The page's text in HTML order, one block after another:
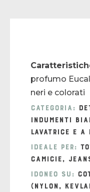
profumo
neri e colorati
Categoria:
indumenti
lavatrice e a
Ideale per:
camicie,
Idoneo su:
(nylon,